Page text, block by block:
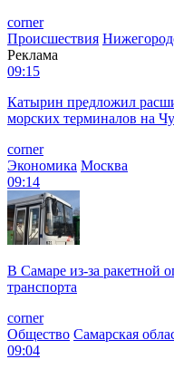
corner
Происшествия
Реклама
09:15
Катырин предложил
морских терминалов на
corner
Экономика Москва
09:14
В Самаре из-за ракетной
транспорта
corner
Общество Самарская
09:04